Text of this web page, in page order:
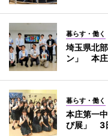
暮らす・働く
埼玉県北
ン」 本庄
暮らす・働く
本庄第一
び展」 3